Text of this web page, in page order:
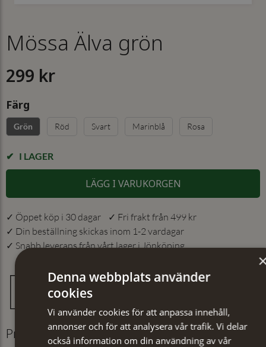
Mössa Älva grön
299 kr
Färg
Grön Röd Svart Marinblå Rosa
I LAGER
LÄGG I VARUKORGEN
✓ Öppet köp i 30 dagar ✓ Fri frakt från 499 kr
✓ Din beställning skickas inom 1-2 vardagar
✓ Snabb leverans från vårt lager i Jönköping
Produktinformation
Denna webbplats använder
cookies
Vi använder cookies för att anpassa innehåll,
annonser och för att analysera vår trafik. Vi delar
också information om din användning av vår